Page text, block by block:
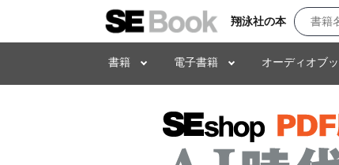
翔泳社の本
書籍 電子書籍 オーディオブ